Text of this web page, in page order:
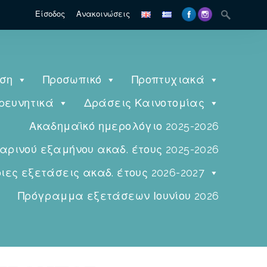
Είσοδος Ανακοινώσεις
Προσωπικό
Προπτυχιακά
Δράσεις Καινοτομίας
Ακαδημαϊκό ημερολόγιο 2025-2026
εξαμήνου ακαδ. έτους 2025-2026
εξετάσεις ακαδ. έτους 2026-2027
Πρόγραμμα εξετάσεων Ιουνίου 2026